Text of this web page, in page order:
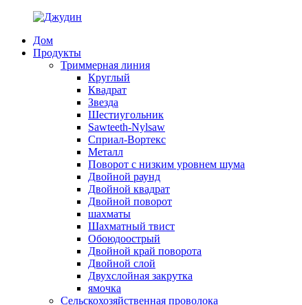
Дом
Продукты
Триммерная линия
Круглый
Квадрат
Звезда
Шестиугольник
Sawteeth-Nylsaw
Сприал-Вортекс
Металл
Поворот с низким уровнем шума
Двойной раунд
Двойной квадрат
Двойной поворот
шахматы
Шахматный твист
Обоюдоострый
Двойной край поворота
Двойной слой
Двухслойная закрутка
ямочка
Сельскохозяйственная проволока